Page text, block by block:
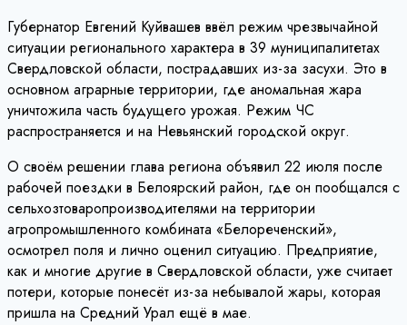
​Губернатор Евгений Куйвашев ввёл режим чрезвычайной
ситуации регионального характера в 39 муниципалитетах
Свердловской области, пострадавших из-за засухи. Это в
основном аграрные территории, где аномальная жара
уничтожила часть будущего урожая. Режим ЧС
распространяется и на Невьянский городской округ.
О своём решении глава региона объявил 22 июля после
рабочей поездки в Белоярский район, где он пообщался с
сельхозтоваропроизводителями на территории
агропромышленного комбината «Белореченский»,
осмотрел поля и лично оценил ситуацию. Предприятие,
как и многие другие в Свердловской области, уже считает
потери, которые понесёт из-за небывалой жары, которая
пришла на Средний Урал ещё в мае.